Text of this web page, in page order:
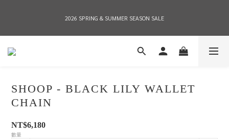
2026 SPRING & SUMMER SEASON SALE
2026 SPRING & SUMMER SEASON SALE
全店消費滿NT$8,000 享有7-11店到店免運費，NT$10,000店到店與宅配到府免運費
2026 SPRING & SUMMER SEASON SALE
SHOOP - BLACK LILY WALLET
CHAIN
NT$6,180
數量